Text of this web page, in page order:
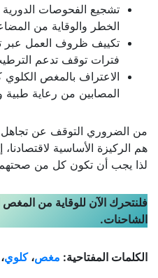
تشجيع الفحوصات
الخطر والوقاية من
تكييف ظروف العمل عبر
فترات توقف تدعم
الاعتراف بالمغص
المصابين من رعاية طبية
من الضروري التوقف عن تجاهل
هم الركيزة الأساسية لاقتصادنا،
لذا يجب أن تكون كل من صحتهم
فلنتحرك الآن للوقاية من
الشاحنات.
الكلمات المفتاحية: مغص،كلوي